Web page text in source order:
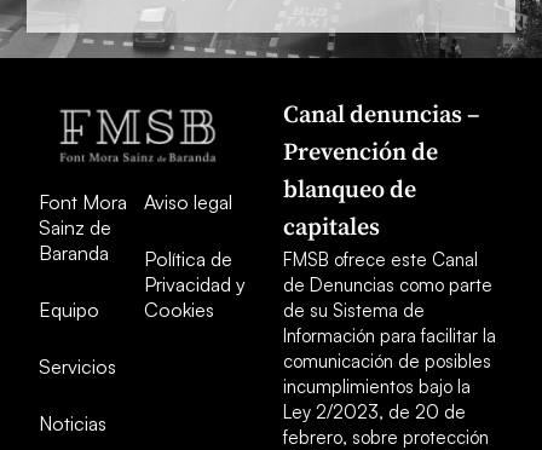
Font Mora
Sainz de
Baranda
Equipo
Servicios
Noticias
Aviso legal
Política de
Privacidad y
Cookies
Canal denuncias –
Prevención de
blanqueo de
capitales
FMSB ofrece este Canal
de Denuncias como parte
de su Sistema de
Información para facilitar la
comunicación de posibles
incumplimientos bajo la
Ley 2/2023, de 20 de
febrero, sobre protección